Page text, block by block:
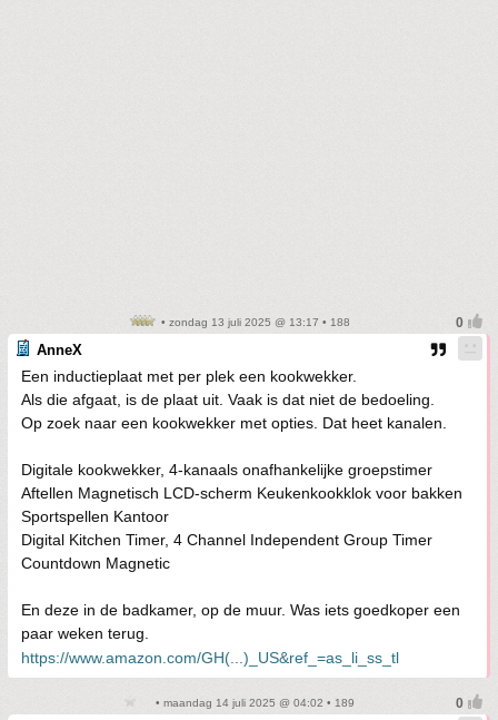
• zondag 13 juli 2025 @ 13:17 • 188
AnneX
Een inductieplaat met per plek een kookwekker.
Als die afgaat, is de plaat uit. Vaak is dat niet de bedoeling.
Op zoek naar een kookwekker met opties. Dat heet kanalen.
Digitale kookwekker, 4-kanaals onafhankelijke groepstimer
Aftellen Magnetisch LCD-scherm Keukenkookklok voor bakken
Sportspellen Kantoor
Digital Kitchen Timer, 4 Channel Independent Group Timer
Countdown Magnetic
En deze in de badkamer, op de muur. Was iets goedkoper een
paar weken terug.
https://www.amazon.com/GH(...)_US&ref_=as_li_ss_tl
• maandag 14 juli 2025 @ 04:02 • 189